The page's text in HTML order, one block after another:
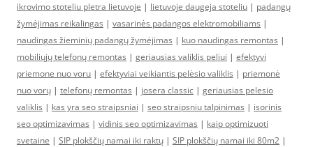
ikrovimo stoteliu pletra lietuvoje | lietuvoje daugeja stoteliu | padangų
žymėjimas reikalingas | vasarinės padangos elektromobiliams |
naudingas žieminių padangų žymėjimas | kuo naudingas remontas |
mobiliųjų telefonų remontas | geriausias valiklis peliui | efektyvi
priemone nuo voru | efektyviai veikiantis pelėsio valiklis | priemonė
nuo vorų | telefonų remontas | josera classic | geriausias pelesio
valiklis | kas yra seo straipsniai | seo straipsniu talpinimas | isorinis
seo optimizavimas | vidinis seo optimizavimas | kaip optimizuoti
svetaine | SIP plokščių namai iki raktų | SIP plokščių namai iki 80m2 |